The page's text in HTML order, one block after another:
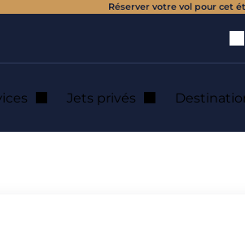
Réserver votre vol pour cet
Jets privés